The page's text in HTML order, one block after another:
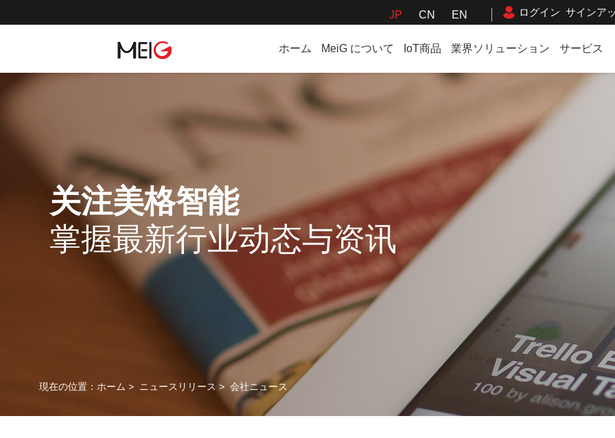
JP CN EN ログイン サインア
ホーム MeiG について IoT商品 業界ソリューション サービス
关注美格智能
掌握最新行业动态与资讯
現在の位置： ホーム > ニュースリリース > 会社ニュース